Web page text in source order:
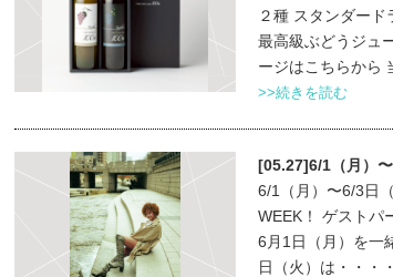
２種 スタンダー
最高級ぶどうジュ
ージはこちらから
>>続きを読む
[05.27]6/1（月）
6/1（月）〜6/3日
WEEK！ ゲストパ
6月1日（月）を一
日（火）は・・・